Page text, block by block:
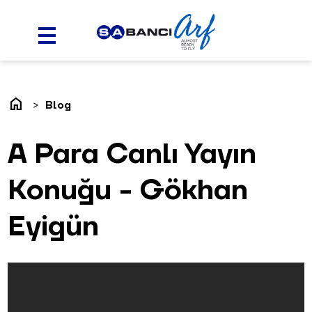
home Blog
A Para Canlı Yayın
Konuğu - Gökhan
Eyigün